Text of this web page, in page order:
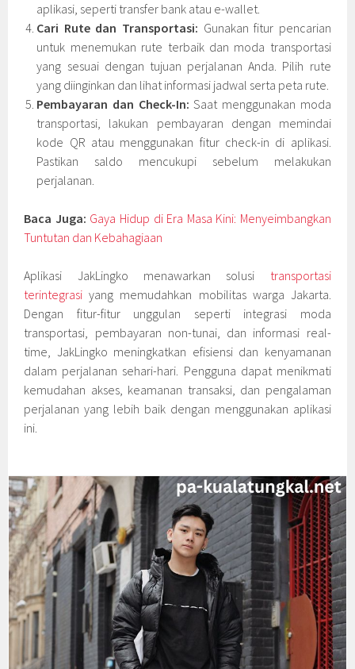
aplikasi, seperti transfer bank atau e-wallet.
Cari Rute dan Transportasi: Gunakan fitur pencarian
untuk menemukan rute terbaik dan moda transportasi
yang sesuai dengan tujuan perjalanan Anda. Pilih rute
yang diinginkan dan lihat informasi jadwal serta peta rute.
Pembayaran dan Check-In: Saat menggunakan moda
transportasi, lakukan pembayaran dengan memindai
kode QR atau menggunakan fitur check-in di aplikasi.
Pastikan saldo mencukupi sebelum melakukan
perjalanan.
Baca Juga: Gaya Hidup di Era Masa Kini: Menyeimbangkan
Tuntutan dan Kebahagiaan
Aplikasi JakLingko menawarkan solusi transportasi
terintegrasi yang memudahkan mobilitas warga Jakarta.
Dengan fitur-fitur unggulan seperti integrasi moda
transportasi, pembayaran non-tunai, dan informasi real-
time, JakLingko meningkatkan efisiensi dan kenyamanan
dalam perjalanan sehari-hari. Pengguna dapat menikmati
kemudahan akses, keamanan transaksi, dan pengalaman
perjalanan yang lebih baik dengan menggunakan aplikasi
ini.